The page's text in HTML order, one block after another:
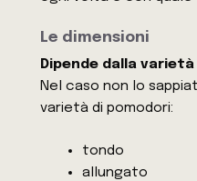
Le dimensioni
Dipende dalla
Nel caso non lo
varietà di pomodori:
tondo
allungato